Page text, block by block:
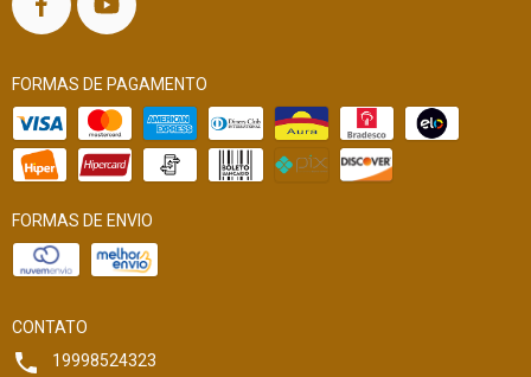
FORMAS DE PAGAMENTO
FORMAS DE ENVIO
CONTATO
19998524323